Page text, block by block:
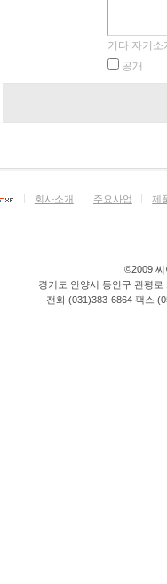
제9조 (회사의 의
습니다.
의무를 집니다. 단,
4. 회사는 회원으
2. 오류 등이 있을
서면, 전자우편, 모
를 완료할 때까지
④ 제1항에 따른
기타 자기소
공개
회사소개 주요사업 제
©2009 씨
경기도 안양시 동안구 관평
전화 (031)383-6864 팩스